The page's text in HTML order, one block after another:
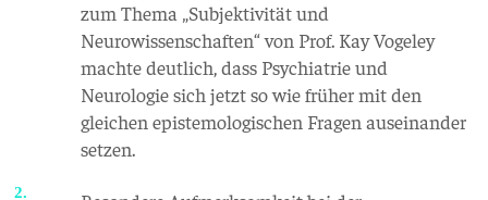
zum Thema „Subjektivität und
Neurowissenschaften“ von Prof. Kay Vogeley
machte deutlich, dass Psychiatrie und
Neurologie sich jetzt so wie früher mit den
gleichen epistemologischen Fragen auseinander
setzen.